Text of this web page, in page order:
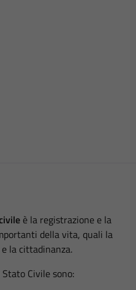
è la registrazione e la
della vita, quali la
la cittadinanza.
Civile sono: